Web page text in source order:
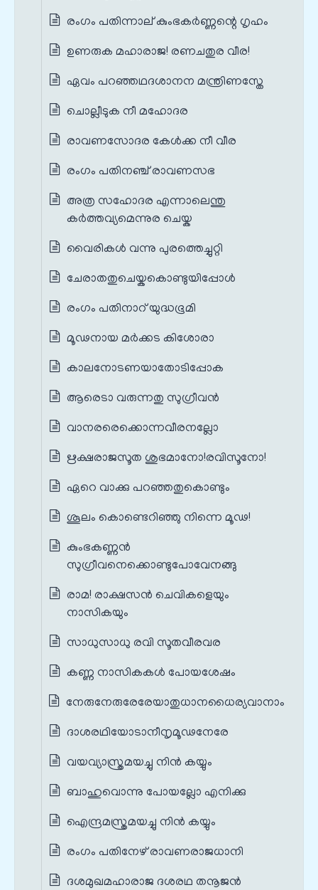
രംഗം പതിന്നാല് കുംഭകർണ്ണന്റെ ഗൃഹം
ഉണരുക മഹാരാജ! രണചതുര വീര!
ഏവം പറഞ്ഞഥദശാനന മന്ത്രിണസ്തേ
ചൊല്ലീടുക നീ മഹോദര
രാവണസോദര കേൾക്ക നീ വീര
രംഗം പതിനഞ്ച് രാവണസഭ
അത്ര സഹോദര എന്നാലെന്തു
കർത്തവ്യമെന്നുര ചെയ്ക
വൈരികൾ വന്നു പുരത്തെച്ചുറ്റി
ചേരാതതുചെയ്കകൊണ്ടുയിപ്പോൾ
രംഗം പതിനാറ് യുദ്ധഭൂമി
മൂഢനായ മർക്കട കിശോരാ
കാലനോടണയാതോടിപ്പോക
ആരെടാ വരുന്നതു സുഗ്രീവൻ
വാനരരെക്കൊന്നവീരനല്ലോ
ഋക്ഷരാജസൂത ശുഭമാനോ!രവിസൂനോ!
ഏറെ വാക്കു പറഞ്ഞതുകൊണ്ടും
ശൂലം കൊണ്ടെറിഞ്ഞു നിന്നെ മൂഢ!
കുംഭകണ്ണൻ
സുഗ്രീവനെക്കൊണ്ടുപോവേനങ്ങു
രാമ! രാക്ഷസൻ ചെവികളെയും
നാസികയും
സാധുസാധു രവി സൂതവീരവര
കണ്ണ നാസികകൾ പോയശേഷം
നേരുനേരുരേരേയാതുധാനധൈര്യവാനാം
ദാശരഥിയോടാനീനൃമൂഢനേരേ
വയവ്യാസ്ത്രമയച്ചു നിൻ കയ്യും
ബാഹുവൊന്നു പോയല്ലോ എനിക്കു
ഐന്ദ്രമസ്ത്രമയച്ചു നിൻ കയ്യും
രംഗം പതിനേഴ് രാവണരാജധാനി
ദശമുഖമഹാരാജ ദശരഥ തനൂജൻ